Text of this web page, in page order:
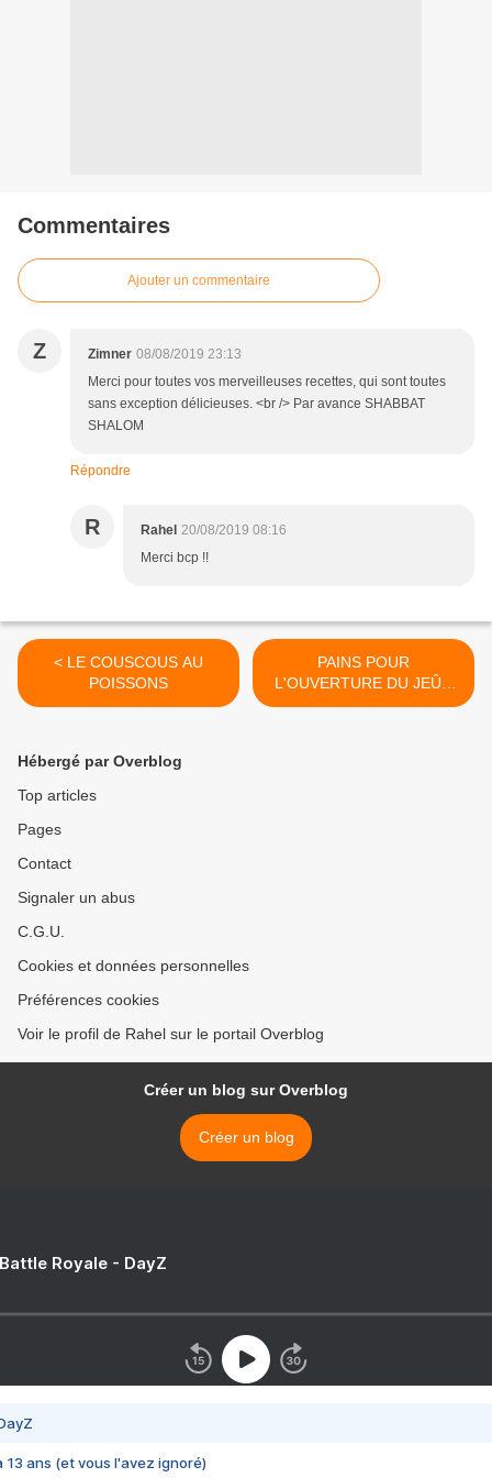
Commentaires
Ajouter un commentaire
Z Zimner 08/08/2019 23:13
Merci pour toutes vos merveilleuses recettes, qui sont toutes
sans exception délicieuses. <br /> Par avance SHABBAT
SHALOM
Répondre
R Rahel 20/08/2019 08:16
Merci bcp !!
< LE COUSCOUS AU
POISSONS
PAINS POUR
L'OUVERTURE DU JEÛN
DE TICHAA BEAV >
Hébergé par Overblog
Top articles
Pages
Contact
Signaler un abus
C.G.U.
Cookies et données personnelles
Préférences cookies
Voir le profil de Rahel sur le portail Overblog
Créer un blog sur Overblog
Créer un blog
Royale - DayZ
13 ans (et vous l'avez ignoré)